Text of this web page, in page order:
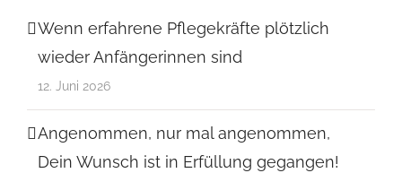
Wenn erfahrene Pflegekräfte plötzlich
wieder Anfängerinnen sind
12. Juni 2026
Angenommen, nur mal angenommen,
Dein Wunsch ist in Erfüllung gegangen!